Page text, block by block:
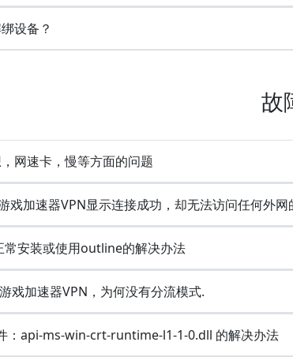
设备？
故
网速卡，慢等方面的问题
戏加速器VPN显示连接成功，却无法访问任何外网
安装或使用outline的解决办法
戏加速器VPN，为何没有分流模式.
：api-ms-win-crt-runtime-l1-1-0.dll 的解决办法